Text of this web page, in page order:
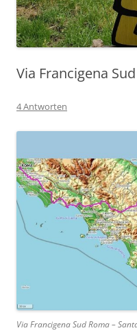
Via Francigena
4 Antworten
Via Francigena Sud Roma –